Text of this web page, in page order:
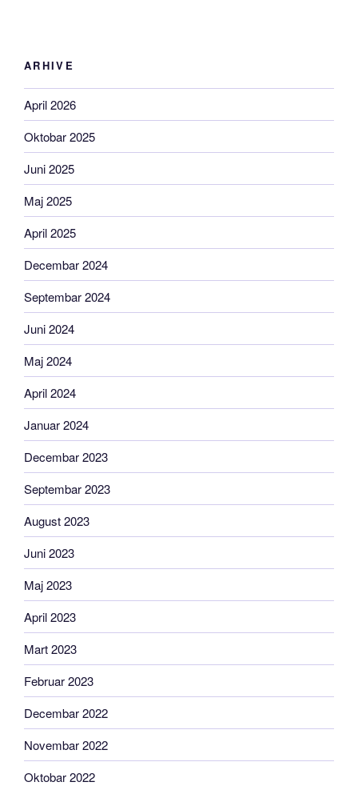
ARHIVE
April 2026
Oktobar 2025
Juni 2025
Maj 2025
April 2025
Decembar 2024
Septembar 2024
Juni 2024
Maj 2024
April 2024
Januar 2024
Decembar 2023
Septembar 2023
August 2023
Juni 2023
Maj 2023
April 2023
Mart 2023
Februar 2023
Decembar 2022
Novembar 2022
Oktobar 2022